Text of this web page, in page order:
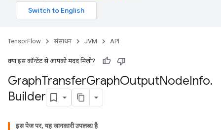
TensorFlow संसाधन JVM API
क्या इस कॉन्टेंट से आपको मदद मिली?
GraphTransferGraphOutputNodeInfo.
Builder
इस पेज पर, यह जानकारी उपलब्ध है